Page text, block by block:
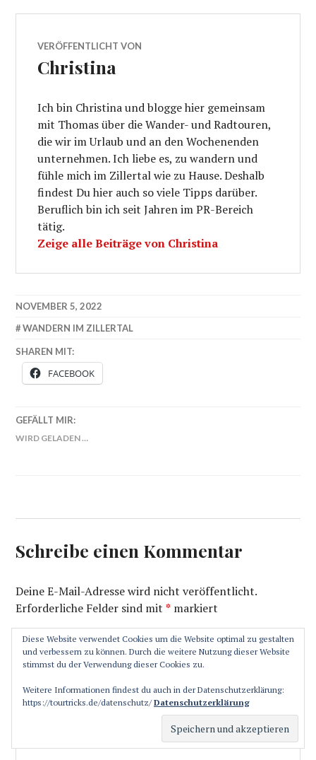
VERÖFFENTLICHT VON
Christina
Ich bin Christina und blogge hier gemeinsam
mit Thomas über die Wander- und Radtouren,
die wir im Urlaub und an den Wochenenden
unternehmen. Ich liebe es, zu wandern und
fühle mich im Zillertal wie zu Hause. Deshalb
findest Du hier auch so viele Tipps darüber.
Beruflich bin ich seit Jahren im PR-Bereich
tätig.
Zeige alle Beiträge von Christina
NOVEMBER 5, 2022
WANDERN IM ZILLERTAL
SHAREN MIT:
FACEBOOK
GEFÄLLT MIR:
WIRD GELADEN …
Schreibe einen Kommentar
Deine E-Mail-Adresse wird nicht veröffentlicht.
Erforderliche Felder sind mit* markiert
Kommentar *
Diese Website verwendet Cookies um die Website optimal zu gestalten
und verbessern zu können. Durch die weitere Nutzung dieser Website
stimmst du der Verwendung dieser Cookies zu.
Weitere Informationen findest du auch in der Datenschutzerklärung:
https://tourtricks.de/datenschutz/Datenschutzerklärung